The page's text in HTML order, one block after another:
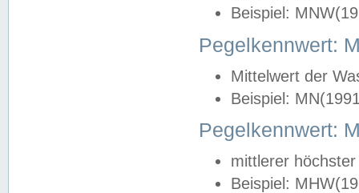
Beispiel:
Pegelkennwert:
Mittelwert der
Beispiel:
Pegelkennwert:
mittlerer
Beispiel: